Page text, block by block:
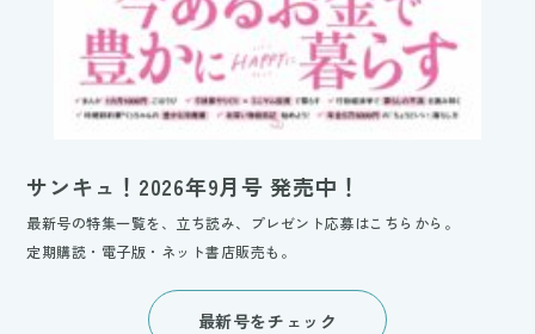
サンキュ！2026年9月号 発売中！
最新号の特集一覧を、立ち読み、プレゼント応募はこちらから。
定期購読・電子版・ネット書店販売も。
最新号をチェック